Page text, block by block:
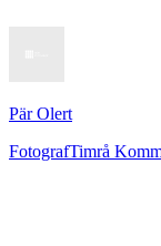
Pär Olert
FotografTimrå